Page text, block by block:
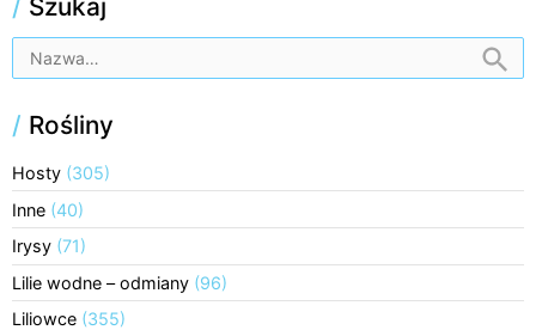
/ Szukaj
/ Rośliny
Hosty (305)
Inne (40)
Irysy (71)
Lilie wodne – odmiany (96)
Liliowce (355)